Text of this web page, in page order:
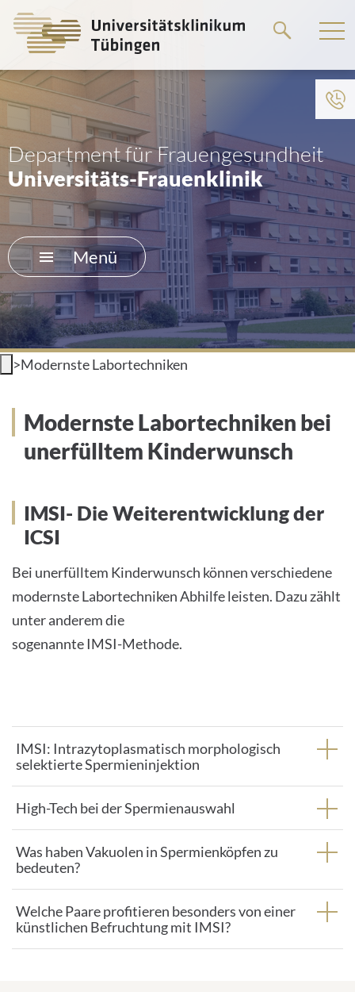
zum
Department für Frauengesundheit
Universitäts-Frauenklinik
Menü
>Modernste Labortechniken
Modernste Labortechniken bei
unerfülltem Kinderwunsch
IMSI- Die Weiterentwicklung der
ICSI
Bei unerfülltem Kinderwunsch können verschiedene
modernste Labortechniken Abhilfe leisten. Dazu zählt
unter anderem die
sogenannte IMSI-Methode.
IMSI: Intrazytoplasmatisch morphologisch
selektierte Spermieninjektion
High-Tech bei der Spermienauswahl
Was haben Vakuolen in Spermienköpfen zu
bedeuten?
Welche Paare profitieren besonders von einer
künstlichen Befruchtung mit IMSI?